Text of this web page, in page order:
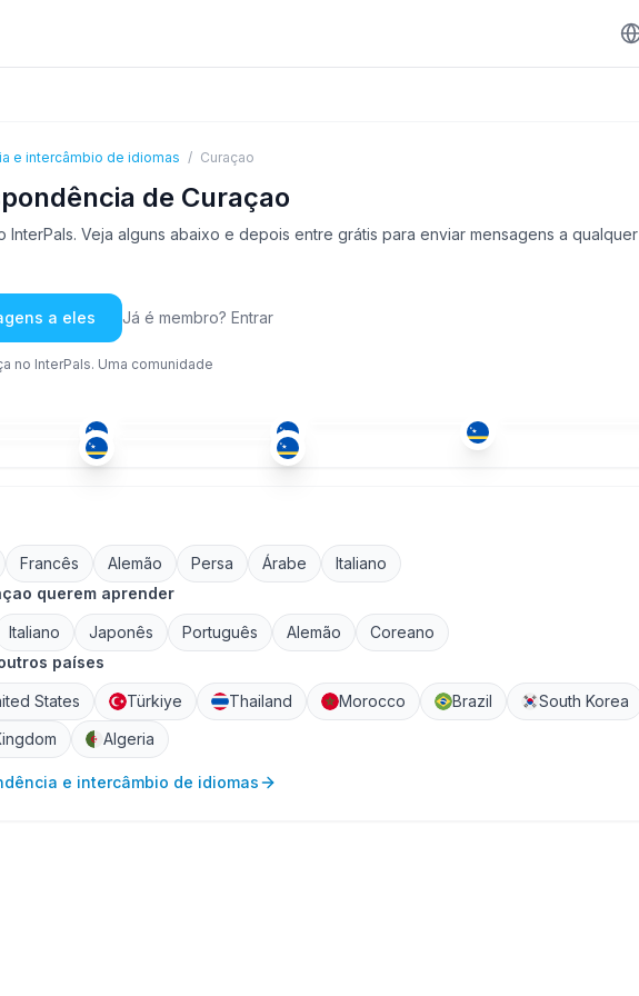
e intercâmbio de idiomas / Curaçao
de Curaçao
InterPals. Veja alguns abaixo e depois entre grátis para enviar mensagens a qualquer
a eles Já é membro? Entrar
no InterPals. Uma comunidade
Francês Alemão Persa Árabe
Italiano
querem aprender
Italiano Japonês Português Alemão
Coreano
países
States Türkiye Thailand Morocco Brazil
South Korea
Algeria
e intercâmbio de idiomas